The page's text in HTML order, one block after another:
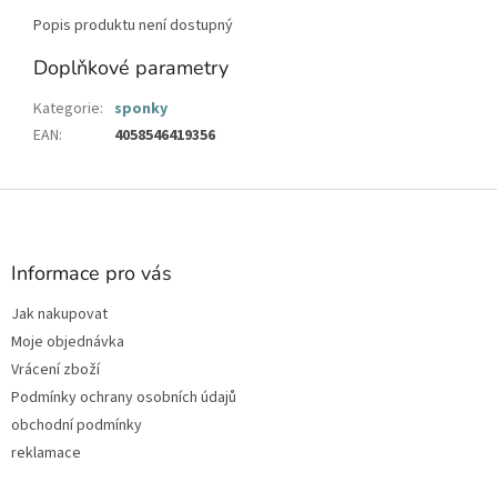
Popis produktu není dostupný
Doplňkové parametry
Kategorie: sponky
EAN: 4058546419356
Z
Informace pro vás
Jak nakupovat
Moje objednávka
Vrácení zboží
Podmínky ochrany osobních údajů
obchodní podmínky
reklamace